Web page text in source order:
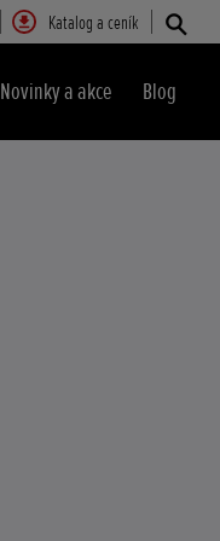
Katalog a ceník
Novinky a akce Blog